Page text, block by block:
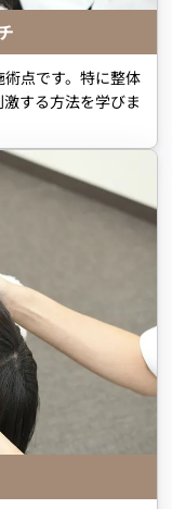
点です。特に整体
する方法を学びま